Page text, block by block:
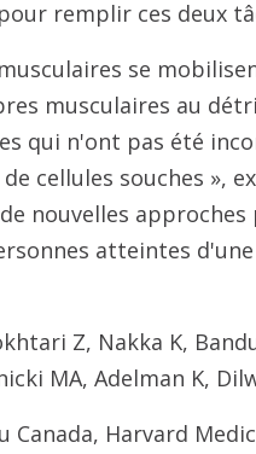
remplir ces deux
se
musculaires au
qui n'ont pas été
cellules souches »,
nouvelles
atteintes
Z, Nakka K,
MA, Adelman K,
Harvard